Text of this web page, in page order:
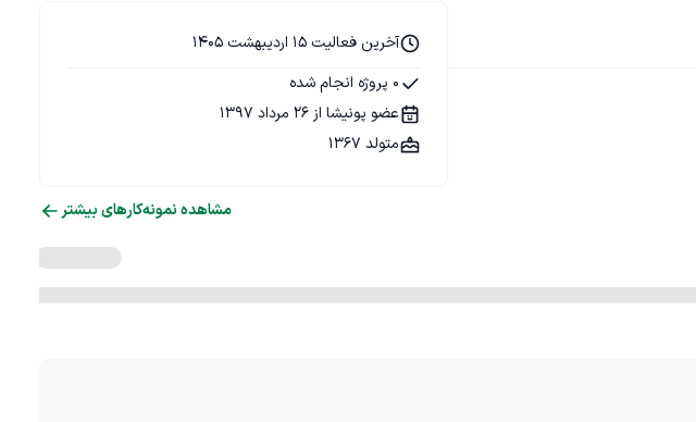
آخرین فعالیت 15 اردیبهشت 1405
0 پروژه انجام شده
عضو پونیشا از 26 مرداد 1397
متولد 1367
مشاهده نمونه‌کارهای بیشتر